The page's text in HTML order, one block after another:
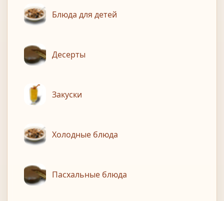
Блюда для детей
Десерты
Закуски
Холодные блюда
Пасхальные блюда